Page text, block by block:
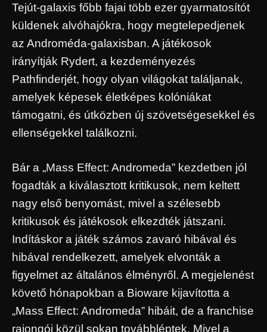
Tejút-galaxis főbb fajai több ezer gyarmatosítót
küldenek alvóhajókra, hogy megtelepedjenek
az Androméda-galaxisban. A játékosok
irányítják Rydert, a kezdeményezés
Pathfinderjét, hogy olyan világokat találjanak,
amelyek képesek életképes kolóniákat
támogatni, és útközben új szövetségesekkel és
ellenségekkel találkozni.
Bár a „Mass Effect: Andromeda” kezdetben jól
fogadták a kiválasztott kritikusok, nem keltett
nagy első benyomást, mivel a szélesebb
kritikusok és játékosok elkezdték játszani.
Indításkor a játék számos zavaró hibával és
hibával rendelkezett, amelyek elvonták a
figyelmet az általános élményről. A megjelenést
követő hónapokban a Bioware kijavította a
„Mass Effect: Andromeda” hibáit, de a franchise
rajongói közül sokan továbbléptek. Mivel a